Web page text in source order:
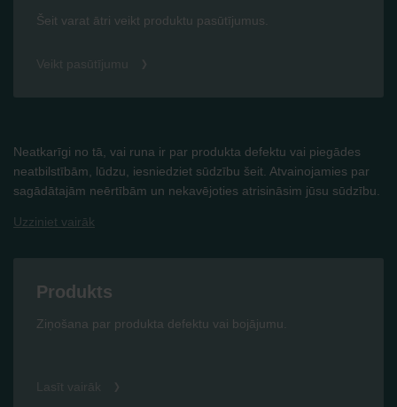
Šeit varat ātri veikt produktu pasūtījumus.
Veikt pasūtījumu
Neatkarīgi no tā, vai runa ir par produkta defektu vai piegādes
neatbilstībām, lūdzu, iesniedziet sūdzību šeit. Atvainojamies par
sagādātajām neērtībām un nekavējoties atrisināsim jūsu sūdzību.
Uzziniet vairāk
Produkts
Ziņošana par produkta defektu vai bojājumu.
Lasīt vairāk